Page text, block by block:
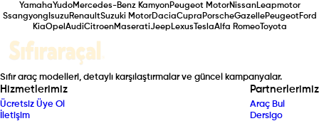
YamahaYudoMercedes-Benz KamyonPeugeot MotorNissanLeapmotor
Ssangyong IsuzuRenaultSuzuki MotorDaciaCupra PorscheGazellePeugeotFord
KiaOpel AudiCitroenMaseratiJeep Lexus TeslaAlfa RomeoToyota
Sıfır araç modelleri, detaylı karşılaştırmalar ve güncel kampanyalar.
Hizmetlerimiz
Ücretsiz Üye Ol
İletişim
Partnerlerimiz
Araç Bul
Dersigo